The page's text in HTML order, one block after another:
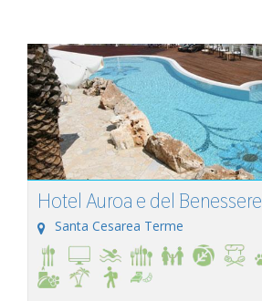
Hotel Auroa e del Benessere
Santa Cesarea Terme